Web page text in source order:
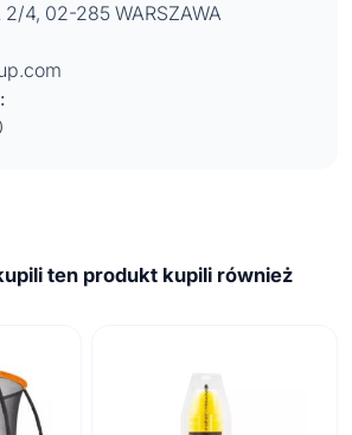
2/4, 02-285 WARSZAWA
ten produkt kupili również